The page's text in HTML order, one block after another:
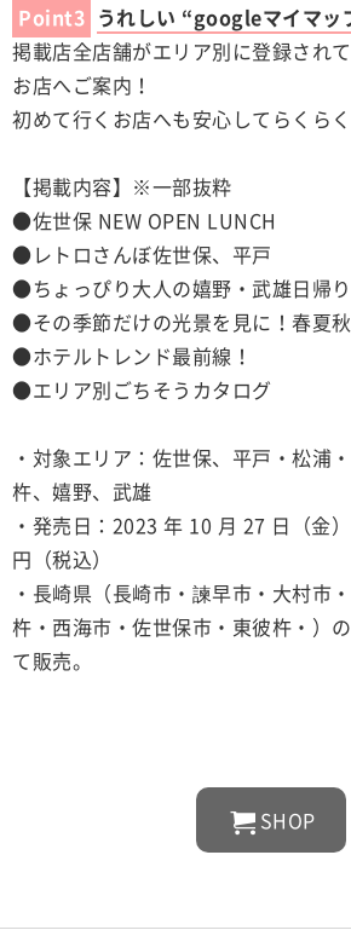
Point3 うれしい “googleマイマッ
掲載店全店舗がエリア別に登録され
お店へご案内！
初めて行くお店へも安心してらくら
【掲載内容】※一部抜粋
●佐世保 NEW OPEN LUNCH
●レトロさんぼ佐世保、平戸
●ちょっぴり大人の嬉野・武雄日帰
●その季節だけの光景を見に！春夏
●ホテルトレンド最前線！
●エリア別ごちそうカタログ
・対象エリア：佐世保、平戸・松浦
杵、嬉野、武雄
・発売日：2023 年 10 月 27 日（
円（税込）
・長崎県（長崎市・諫早市・大村市
杵・西海市・佐世保市・東彼杵・）
て販売。
SHOP